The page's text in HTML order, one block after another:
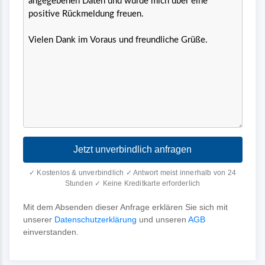
Jetzt unverbindlich anfragen
✓ Kostenlos & unverbindlich ✓ Antwort meist innerhalb von 24
Stunden ✓ Keine Kreditkarte erforderlich
Mit dem Absenden dieser Anfrage erklären Sie sich mit
unserer Datenschutzerklärung und unseren AGB
einverstanden.